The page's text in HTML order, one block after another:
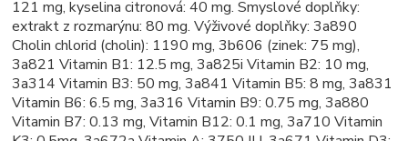
121 mg, kyselina citronová: 40 mg. Smyslové doplňky:
extrakt z rozmarýnu: 80 mg. Výživové doplňky: 3a890
Cholin chlorid (cholin): 1190 mg, 3b606 (zinek: 75 mg),
3a821 Vitamin B1: 12.5 mg, 3a825i Vitamin B2: 10 mg,
3a314 Vitamin B3: 50 mg, 3a841 Vitamin B5: 8 mg, 3a831
Vitamin B6: 6.5 mg, 3a316 Vitamin B9: 0.75 mg, 3a880
Vitamin B7: 0.13 mg, Vitamin B12: 0.1 mg, 3a710 Vitamin